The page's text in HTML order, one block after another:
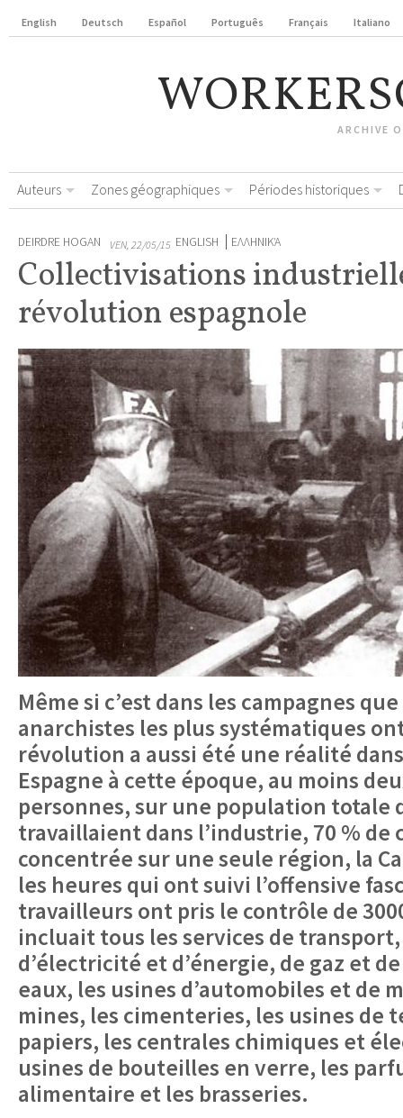
English Deutsch Español Português Français Italiano
ARCHIVE
Auteurs Zones géographiques Périodes historiques
DEIRDRE HOGAN VEN, 22/05/15 ENGLISH ΕΛΛΗΝΙΚΆ
Collectivisations
révolution espagnole
Même si c’est dans les campagnes
anarchistes les plus systématiques
révolution a aussi été une réalité
Espagne à cette époque, au moins
personnes, sur une population totale
travaillaient dans l’industrie, 70 % de
concentrée sur une seule région, la
les heures qui ont suivi l’offensive
travailleurs ont pris le contrôle de
incluait tous les services de
d’électricité et d’énergie, de gaz et
eaux, les usines d’automobiles et de
mines, les cimenteries, les usines de
papiers, les centrales chimiques et
usines de bouteilles en verre, les
alimentaire et les brasseries.